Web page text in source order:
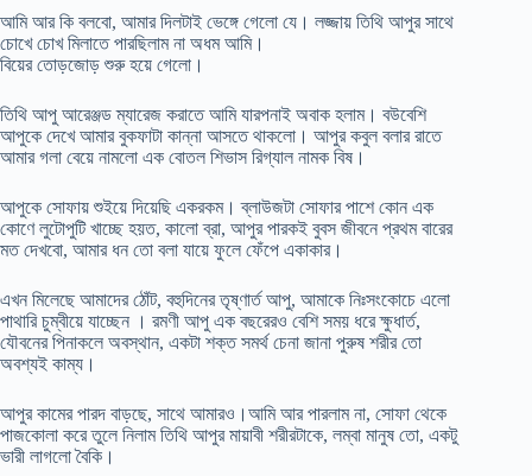
আমি আর কি বলবো, আমার দিলটাই ভেঙ্গে গেলো যে। লজ্জায় তিথি আপুর সাথে
চোখে চোখ মিলাতে পারছিলাম না অধম আমি।
বিয়ের তোড়জোড় শুরু হয়ে গেলো।
তিথি আপু আরেঞ্জড ম্যারেজ করাতে আমি যারপনাই অবাক হলাম। বউবেশি
আপুকে দেখে আমার বুকফাটা কান্না আসতে থাকলো। আপুর কবুল বলার রাতে
আমার গলা বেয়ে নামলো এক বোতল শিভাস রিগ্যাল নামক বিষ।
আপুকে সোফায় শুইয়ে দিয়েছি একরকম। ব্লাউজটা সোফার পাশে কোন এক
কোণে লুটোপুটি খাচ্ছে হয়ত, কালো ব্রা, আপুর পারকই বুবস জীবনে প্রথম বারের
মত দেখবো, আমার ধন তো বলা যায়ে ফুলে ফেঁপে একাকার।
এখন মিলেছে আমাদের ঠোঁট, বহুদিনের তৃষ্ণার্ত আপু, আমাকে নিঃসংকোচে এলো
পাথারি চুম্বীয়ে যাচ্ছেন । রমণী আপু এক বছরেরও বেশি সময় ধরে ক্ষুধার্ত,
যৌবনের পিনাকলে অবস্থান, একটা শক্ত সমর্থ চেনা জানা পুরুষ শরীর তো
অবশ্যই কাম্য।
আপুর কামের পারদ বাড়ছে, সাথে আমারও।আমি আর পারলাম না, সোফা থেকে
পাজকোলা করে তুলে নিলাম তিথি আপুর মায়াবী শরীরটাকে, লম্বা মানুষ তো, একটু
ভারী লাগলো বৈকি।